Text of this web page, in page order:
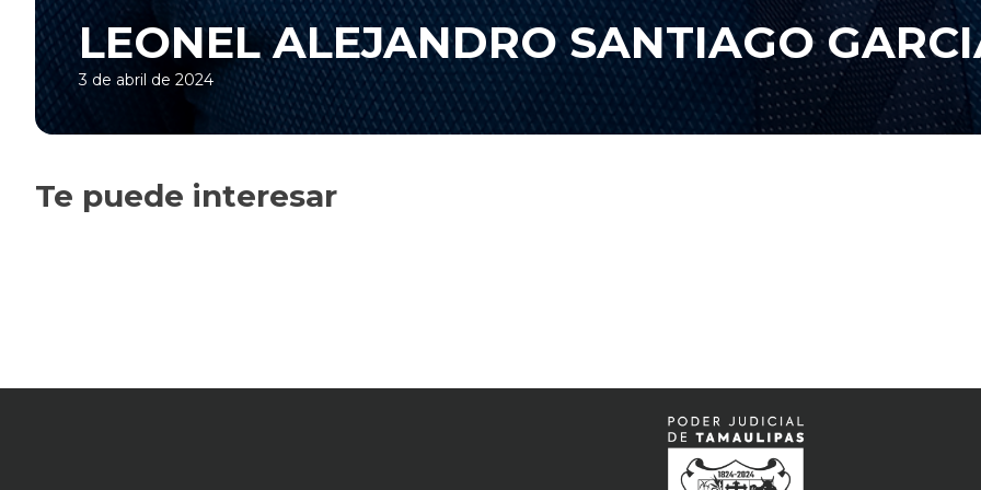
LEONEL ALEJANDRO SANTIAGO
3 de abril de 2024
Te puede interesar